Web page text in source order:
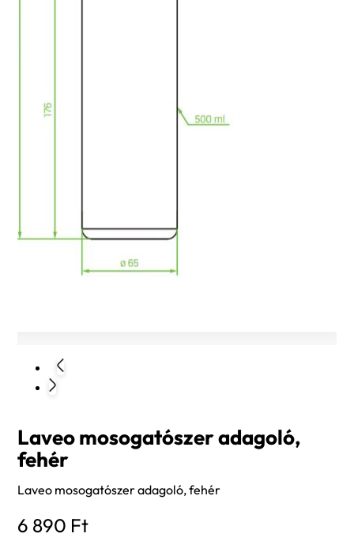
Laveo mosogatószer adagoló,
fehér
Laveo mosogatószer adagoló, fehér
6 890 Ft